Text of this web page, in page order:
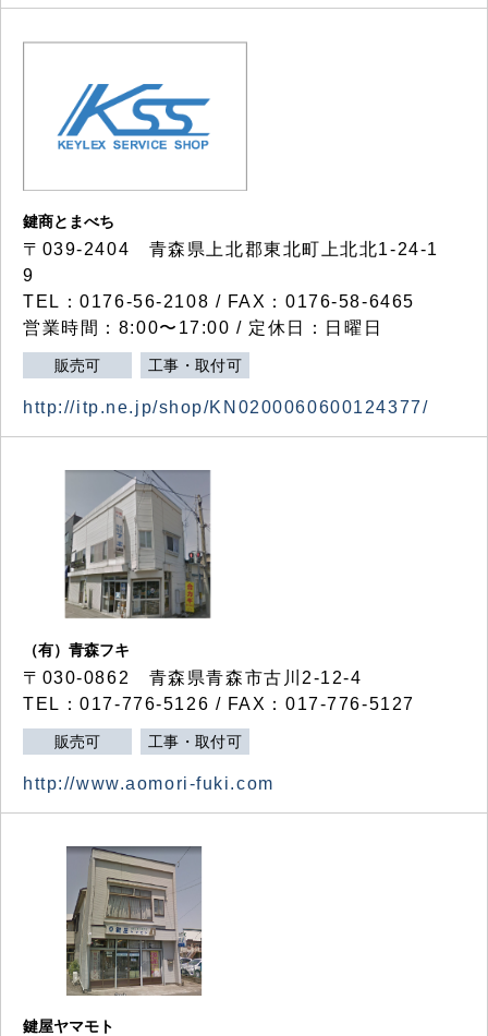
鍵商とまべち
〒039-2404 青森県上北郡東北町上北北1-24-1
9
TEL：0176-56-2108 / FAX：0176-58-6465
営業時間：8:00〜17:00 / 定休日：日曜日
販売可 工事・取付可
http://itp.ne.jp/shop/KN0200060600124377/
（有）青森フキ
〒030-0862 青森県青森市古川2-12-4
TEL：017-776-5126 / FAX：017-776-5127
販売可 工事・取付可
http://www.aomori-fuki.com
鍵屋ヤマモト